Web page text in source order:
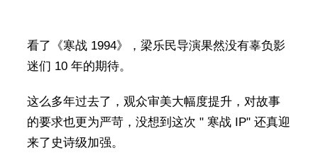
看了《寒战 1994》，梁乐民导演果然没有辜负影
迷们 10 年的期待。
这么多年过去了，观众审美大幅度提升，对故事
的要求也更为严苛，没想到这次 " 寒战 IP" 还真迎
来了史诗级加强。